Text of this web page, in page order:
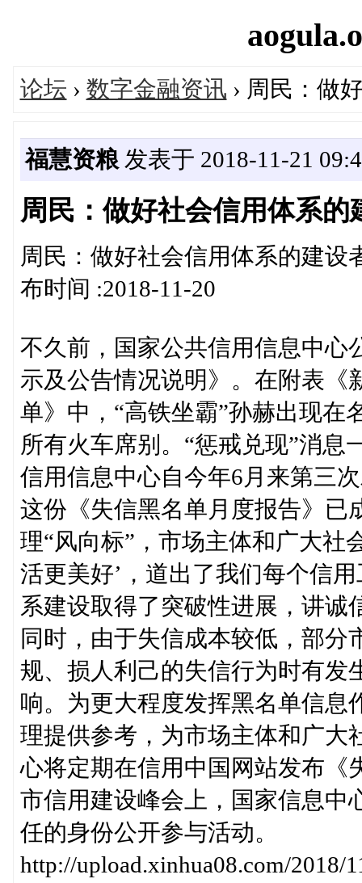
论坛 › 数字金融资讯 › 周民：做
福慧资粮发表于 2018-11-21
周民：做好社会信用体系的
周民：做好社会信用体系的建设
布时间 :2018-11-20
不久前，国家公共信用信息中心
示及公告情况说明》。在附表《
单》中，“高铁坐霸”孙赫出现在
所有火车席别。“惩戒兑现”消
信用信息中心自今年6月来第三
这份《失信黑名单月度报告》已
理“风向标”，市场主体和广大社
活更美好’，道出了我们每个信
系建设取得了突破性进展，讲诚
同时，由于失信成本较低，部
规、损人利己的失信行为时有发
响。为更大程度发挥黑名单信息
理提供参考，为市场主体和广大
心将定期在信用中国网站发布
市信用建设峰会上，国家信息中
任的身份公开参与活动。
http://upload.xinhua08.com/2018/